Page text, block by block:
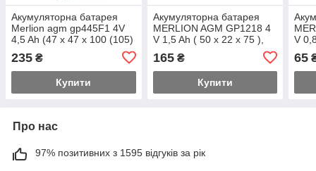
Акумуляторна батарея
Merlion agm gp445F1 4V
4,5 Ah (47 x 47 x 100 (105)
235 ₴
Купити
Акумуляторна батарея
MERLION AGM GP1218 4
V 1,5 Ah ( 50 x 22 x 75 ),
165₴
Купити
V
65
Про нас
97% позитивних з 1595 відгуків за рік